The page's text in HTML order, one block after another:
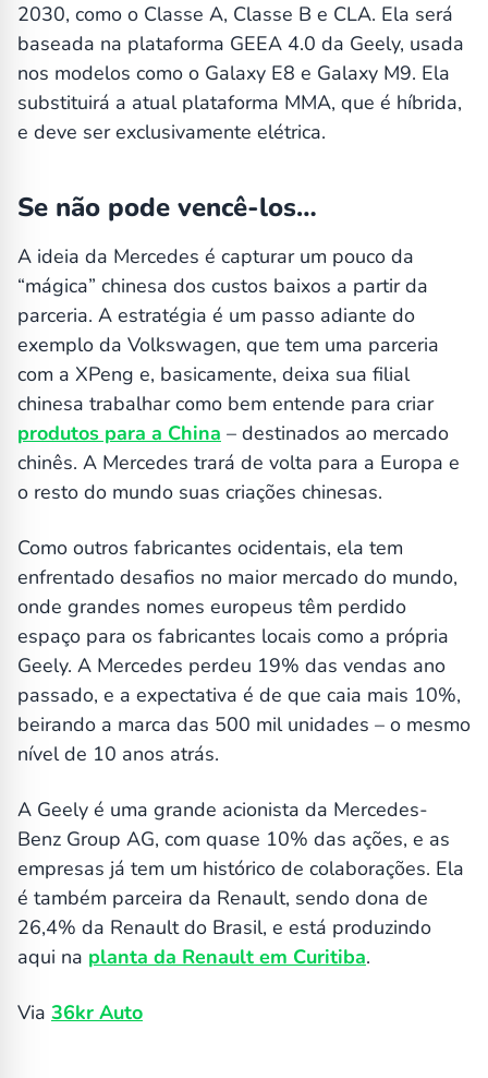
2030, como o Classe A, Classe B e CLA. Ela será
baseada na plataforma GEEA 4.0 da Geely, usada
nos modelos como o Galaxy E8 e Galaxy M9. Ela
substituirá a atual plataforma MMA, que é híbrida,
e deve ser exclusivamente elétrica.
Se não pode vencê-los…
A ideia da Mercedes é capturar um pouco da
“mágica” chinesa dos custos baixos a partir da
parceria. A estratégia é um passo adiante do
exemplo da Volkswagen, que tem uma parceria
com a XPeng e, basicamente, deixa sua filial
chinesa trabalhar como bem entende para criar
produtos para a China – destinados ao mercado
chinês. A Mercedes trará de volta para a Europa e
o resto do mundo suas criações chinesas.
Como outros fabricantes ocidentais, ela tem
enfrentado desafios no maior mercado do mundo,
onde grandes nomes europeus têm perdido
espaço para os fabricantes locais como a própria
Geely. A Mercedes perdeu 19% das vendas ano
passado, e a expectativa é de que caia mais 10%,
beirando a marca das 500 mil unidades – o mesmo
nível de 10 anos atrás.
A Geely é uma grande acionista da Mercedes-
Benz Group AG, com quase 10% das ações, e as
empresas já tem um histórico de colaborações. Ela
é também parceira da Renault, sendo dona de
26,4% da Renault do Brasil, e está produzindo
aqui na planta da Renault em Curitiba.
Via 36kr Auto